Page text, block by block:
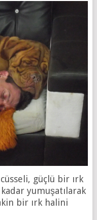
güçlü bir ırk
yumuşatılarak
bir ırk halini